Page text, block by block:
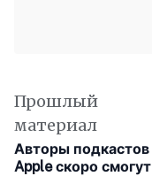
Прошлый
материал
Авторы подкастов
Apple скоро смогут